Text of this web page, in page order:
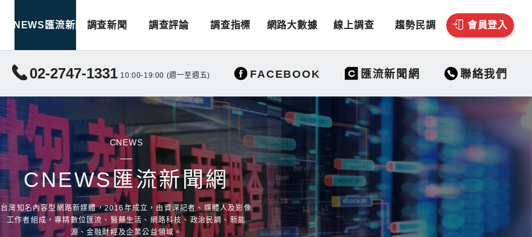
CNEWS匯流新聞 調查新聞 調查評論 調查指標 網路大數據 線上調查 趨勢民調 會員登入
02-2747-1331 10:00-19:00 (週一至週五) FACEBOOK 匯流新聞網 聯絡我們
CNEWS
CNEWS匯流新聞網
台灣知名內容型網路新媒體，2016年成立，由資深記者、媒體人及影像
工作者組成，專精數位匯流、醫藥生活、網路科技、政治民調、新能
源、金融財經及企業公益領域。